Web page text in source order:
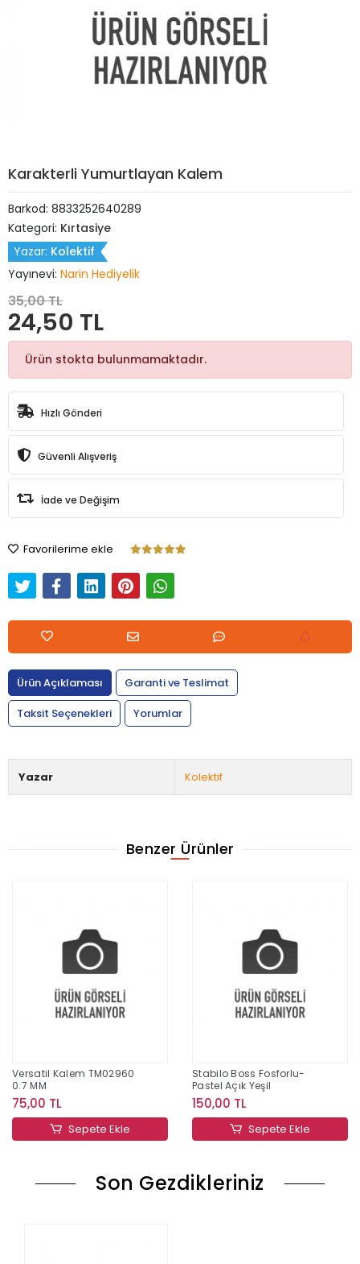
Karakterli Yumurtlayan Kalem
Barkod: 8833252640289
Kategori: Kırtasiye
Yazar: Kolektif
Yayınevi: Narin Hediyelik
35,00 TL
24,50 TL
Ürün stokta bulunmamaktadır.
Hızlı Gönderi
Güvenli Alışveriş
İade ve Değişim
Favorilerime ekle
Ürün Açıklaması
Garanti ve Teslimat
Taksit Seçenekleri
Yorumlar
Yazar Kolektif
Benzer Ürünler
Versatil Kalem TM02960
0.7 MM
75,00 TL
Sepete Ekle
Stabilo Boss Fosforlu-
Pastel Açık Yeşil
150,00 TL
Sepete Ekle
Son Gezdikleriniz